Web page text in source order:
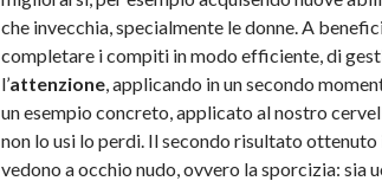
che invecchia, specialmente le donne. A
completare i compiti in modo efficiente, di
l’attenzione, applicando in un secondo
un esempio concreto, applicato al nostro
non lo usi lo perdi. Il secondo risultato
vedono a occhio nudo, ovvero la sporcizia: sia